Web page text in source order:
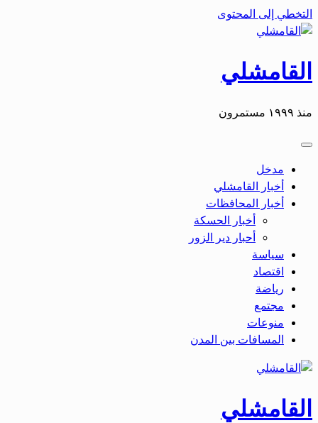
التخطي إلى المحتوى
القامشلي
منذ ١٩٩٩ مستمرون
مدخل
أخبار القامشلي
أخبار المحافظات
أخبار الحسكة
أحبار دير الزور
سياسة
اقتصاد
رياضة
مجتمع
منوعات
المسافات بين المدن
القامشلي